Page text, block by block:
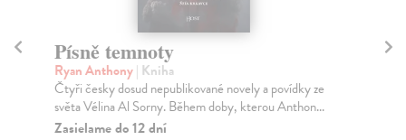
Písně temnoty
Ryan Anthony| Kniha
Čtyři česky dosud nepublikované novely a povídky ze
světa Vélina Al Sorny. Během doby, kterou Anthon...
Zasielame do 12 dní
Z